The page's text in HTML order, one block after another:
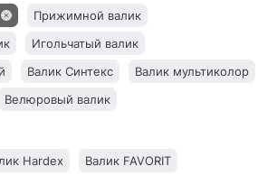
Прижимной валик
Игольчатый валик
Валик Синтекс
Валик мультиколор
Велюровый валик
Hardex Валик FAVORIT